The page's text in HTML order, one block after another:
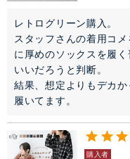
レトログリーン購入。
スタッフさんの着用コ
に厚めのソックスを履
いいだろうと判断。
結果、想定よりもデカ
履いてます。
購入者